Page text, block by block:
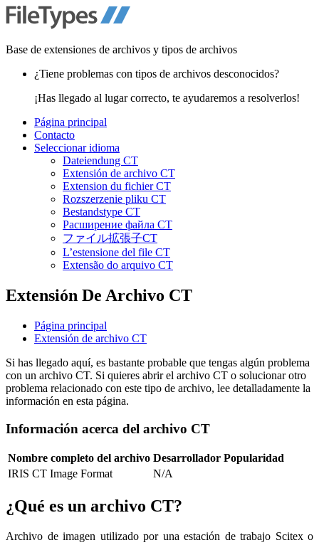
Base de extensiones de archivos y tipos de archivos
¿Tiene problemas con tipos de archivos desconocidos?
¡Has llegado al lugar correcto, te ayudaremos a resolverlos!
Página principal
Contacto
Seleccionar idioma
Dateiendung CT
Extensión de archivo CT
Extension du fichier CT
Rozszerzenie pliku CT
Bestandstype CT
Расширение файла CT
ファイル拡張子CT
L’estensione del file CT
Extensão do arquivo CT
Extensión De Archivo CT
Página principal
Extensión de archivo CT
Si has llegado aquí, es bastante probable que tengas algún problema
con un archivo CT. Si quieres abrir el archivo CT o solucionar otro
problema relacionado con este tipo de archivo, lee detalladamente la
información en esta página.
Información acerca del archivo CT
Nombre completo del archivo Desarrollador Popularidad
IRIS CT Image Format
N/A
¿Qué es un archivo CT?
Archivo de imagen utilizado por una estación de trabajo Scitex o